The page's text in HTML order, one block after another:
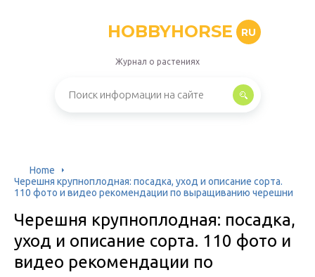
HOBBYHORSE RU
Журнал о растениях
Home
Черешня крупноплодная: посадка, уход и описание сорта.
110 фото и видео рекомендации по выращиванию черешни
Черешня крупноплодная: посадка,
уход и описание сорта. 110 фото и
видео рекомендации по